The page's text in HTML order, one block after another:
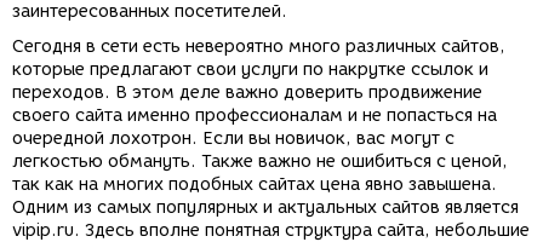
заинтересованных посетителей.
Сегодня в сети есть невероятно много различных сайтов,
которые предлагают свои услуги по накрутке ссылок и
переходов. В этом деле важно доверить продвижение
своего сайта именно профессионалам и не попасться на
очередной лохотрон. Если вы новичок, вас могут с
легкостью обмануть. Также важно не ошибиться с ценой,
так как на многих подобных сайтах цена явно завышена.
Одним из самых популярных и актуальных сайтов является
vipip.ru. Здесь вполне понятная структура сайта, небольшие